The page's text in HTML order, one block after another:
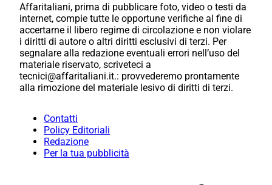
Affaritaliani, prima di pubblicare foto, video o testi da
internet, compie tutte le opportune verifiche al fine di
accertarne il libero regime di circolazione e non violare
i diritti di autore o altri diritti esclusivi di terzi. Per
segnalare alla redazione eventuali errori nell’uso del
materiale riservato, scriveteci a
tecnici@affaritaliani.it.: provvederemo prontamente
alla rimozione del materiale lesivo di diritti di terzi.
Contatti
Policy Editoriali
Redazione
Per la tua pubblicità